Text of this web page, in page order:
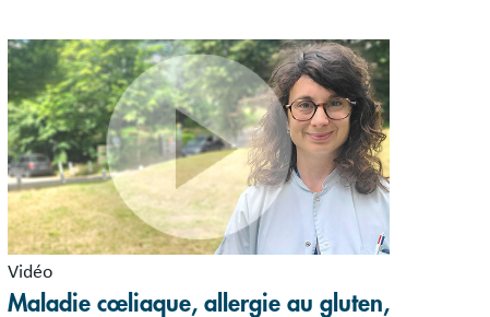
Vidéo
Maladie cœliaque, allergie au gluten,